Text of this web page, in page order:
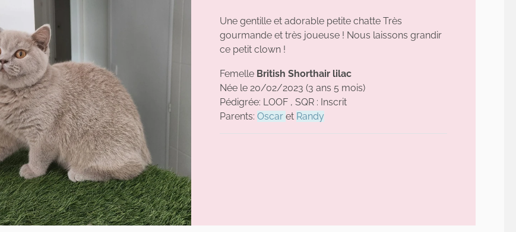
Une gentille et adorable petite chatte Très
gourmande et très joueuse ! Nous laissons grandir
ce petit clown !
Femelle British Shorthair lilac
Née le 20/02/2023 (3 ans 5 mois)
Pédigrée: LOOF , SQR : Inscrit
Parents: Oscar et Randy